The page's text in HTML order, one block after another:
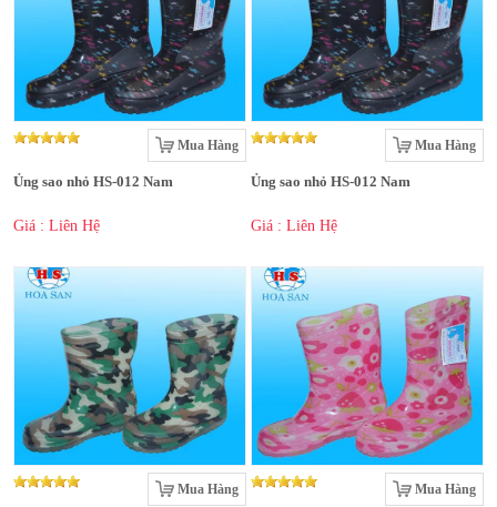
Mua Hàng
Ủng sao nhỏ HS-012 Nam
Giá : Liên Hệ
Mua Hàng
Ủng sao nhỏ HS-012 Nam
Giá : Liên Hệ
Mua Hàng Mua Hàng